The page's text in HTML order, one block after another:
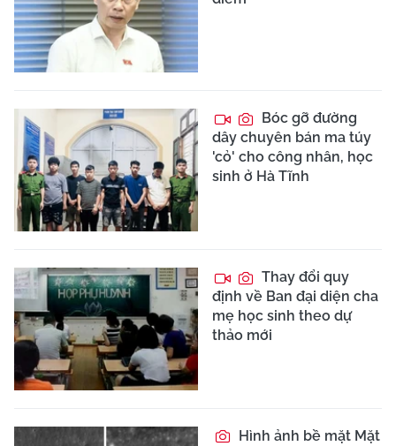
Bóc gỡ đường
dây chuyên bán ma túy
'cỏ' cho công nhân, học
sinh ở Hà Tĩnh
Thay đổi quy
định về Ban đại diện cha
mẹ học sinh theo dự
thảo mới
Hình ảnh bề mặt Mặt